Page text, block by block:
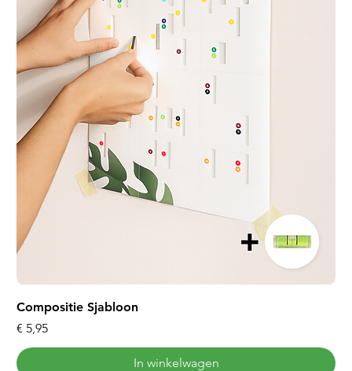
Compositie Sjabloon
Prijs
€ 5,95
In winkelwagen